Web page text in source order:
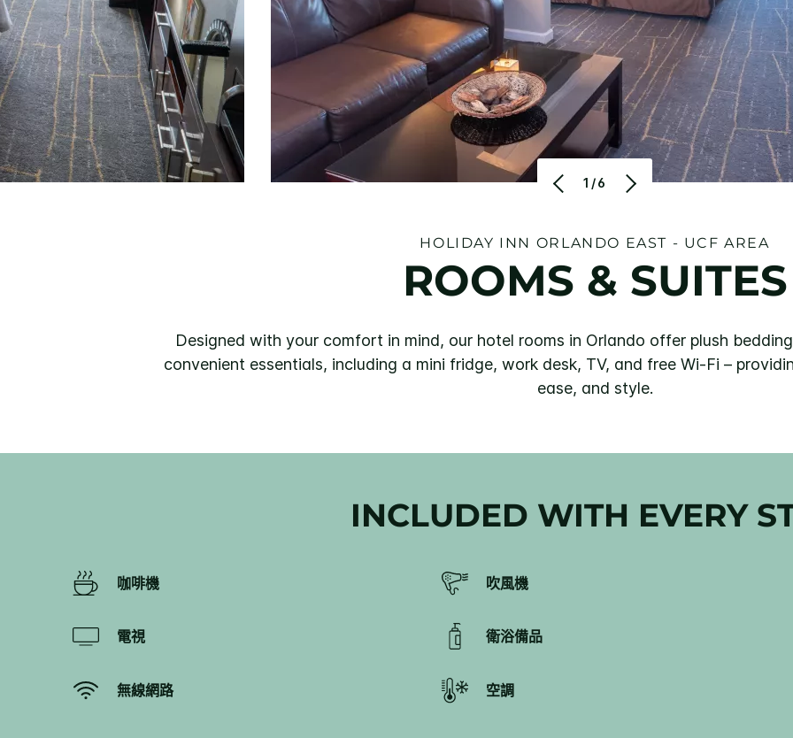
1/6
HOLIDAY INN ORLANDO EAST - UCF AREA
ROOMS & SUITES
Designed with your comfort in mind, our hotel rooms in Orlando offer plush
convenient essentials, including a mini fridge, work desk, TV, and free Wi-Fi –
ease, and style.
INCLUDED WITH EVERY
咖啡機 吹風機
電視 衛浴備品
無線網路 空調